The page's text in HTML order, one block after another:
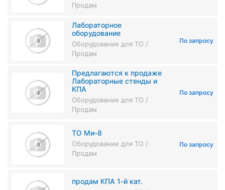
Продам
Лабораторное
оборудование
Оборудование для ТО /
Продам
По запросу
Предлагаются к продаже
Лабораторные стенды и
КПА
Оборудование для ТО /
Продам
По запросу
ТО Ми-8
Оборудование для ТО /
Продам
По запросу
продам КПА 1-й кат.